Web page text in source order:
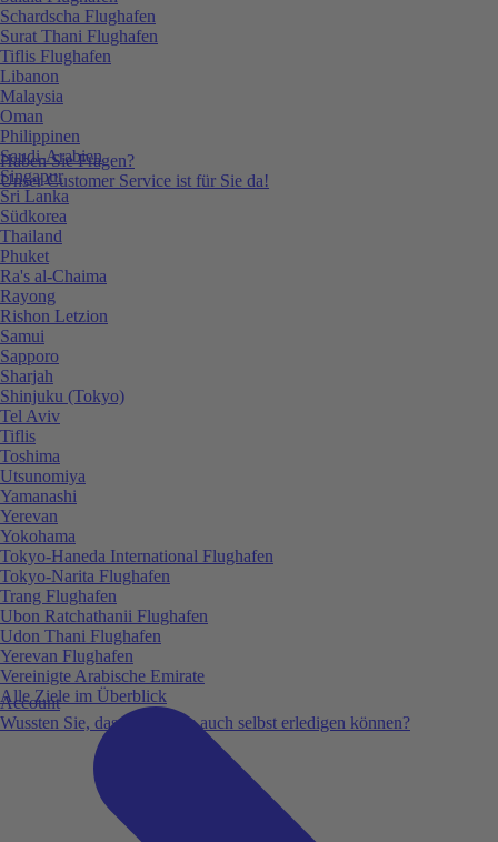
Haben Sie Fragen?
Unser Customer Service ist für Sie da!
Account
Wussten Sie, dass Sie vieles auch selbst erledigen können?
Schardscha Flughafen
Surat Thani Flughafen
Tiflis Flughafen
Libanon
Malaysia
Oman
Philippinen
Saudi-Arabien
Singapur
Sri Lanka
Südkorea
Thailand
Phuket
Ra's al-Chaima
Rayong
Rishon Letzion
Samui
Sapporo
Sharjah
Shinjuku (Tokyo)
Tel Aviv
Tiflis
Toshima
Utsunomiya
Yamanashi
Yerevan
Yokohama
Tokyo-Haneda International Flughafen
Tokyo-Narita Flughafen
Trang Flughafen
Ubon Ratchathanii Flughafen
Udon Thani Flughafen
Yerevan Flughafen
Vereinigte Arabische Emirate
Alle Ziele im Überblick